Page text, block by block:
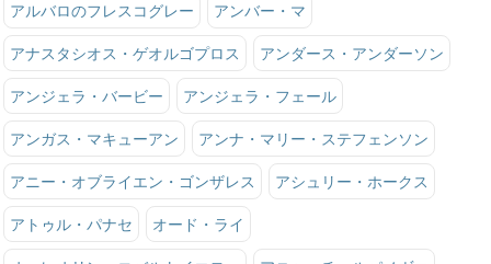
アルバロのフレスコグレー アンバー・マ
アナスタシオス・ゲオルゴプロス アンダース・アンダーソン
アンジェラ・バービー アンジェラ・フェール
アンガス・マキューアン アンナ・マリー・ステフェンソン
アニー・オブライエン・ゴンザレス アシュリー・ホークス
アトゥル・パナセ オード・ライ